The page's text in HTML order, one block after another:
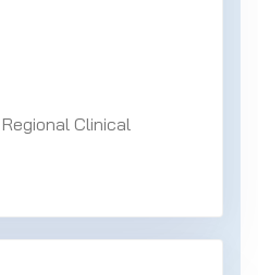
Regional Clinical